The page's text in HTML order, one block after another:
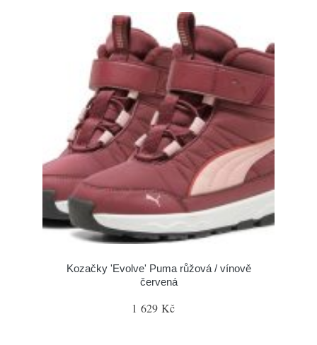
Kozačky 'Evolve' Puma růžová / vínově
červená
1 629 Kč